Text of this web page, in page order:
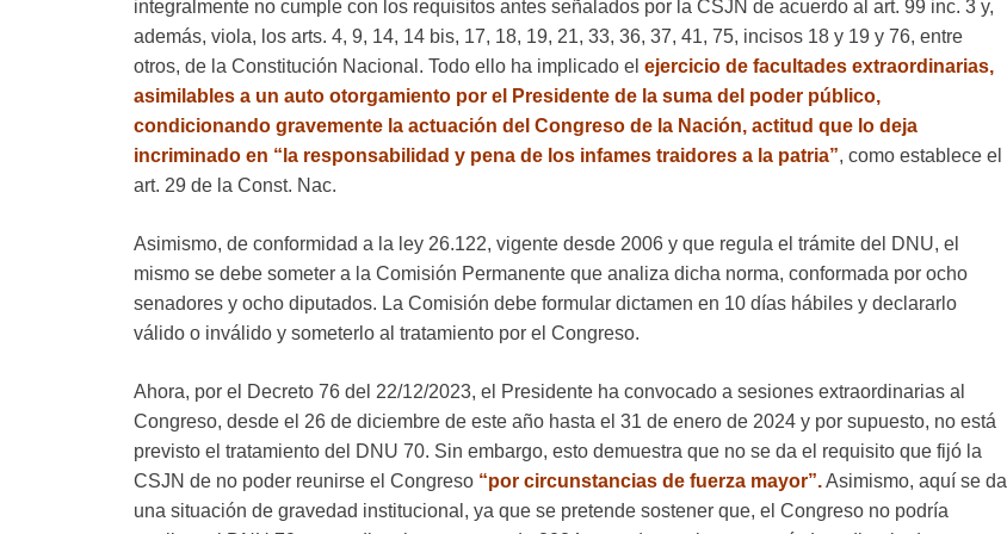
integralmente no cumple con los requisitos antes señalados por la CSJN de acuerdo al art. 99 inc. 3 y,
además, viola, los arts. 4, 9, 14, 14 bis, 17, 18, 19, 21, 33, 36, 37, 41, 75, incisos 18 y 19 y 76, entre
otros, de la Constitución Nacional. Todo ello ha implicado el ejercicio de facultades extraordinarias,
asimilables a un auto otorgamiento por el Presidente de la suma del poder público,
condicionando gravemente la actuación del Congreso de la Nación, actitud que lo deja
incriminado en “la responsabilidad y pena de los infames traidores a la patria”, como establece el
art. 29 de la Const. Nac.
Asimismo, de conformidad a la ley 26.122, vigente desde 2006 y que regula el trámite del DNU, el
mismo se debe someter a la Comisión Permanente que analiza dicha norma, conformada por ocho
senadores y ocho diputados. La Comisión debe formular dictamen en 10 días hábiles y declararlo
válido o inválido y someterlo al tratamiento por el Congreso.
Ahora, por el Decreto 76 del 22/12/2023, el Presidente ha convocado a sesiones extraordinarias al
Congreso, desde el 26 de diciembre de este año hasta el 31 de enero de 2024 y por supuesto, no está
previsto el tratamiento del DNU 70. Sin embargo, esto demuestra que no se da el requisito que fijó la
CSJN de no poder reunirse el Congreso “por circunstancias de fuerza mayor”.Asimismo, aquí se da
una situación de gravedad institucional, ya que se pretende sostener que, el Congreso no podría